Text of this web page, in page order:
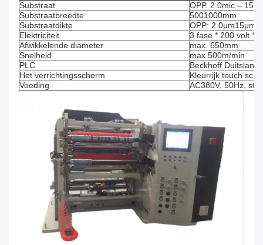
Substraat
OPP. 2.0mic –
Substraatbreedte
5001000mm
Substraatdikte
OPP: 2.0μm15μm;
Elektriciteit
3 fase * 200 volt
Afwikkelende diameter
max. 650mm
Snelheid
max.500m/min
PLC
Beckhoff Duitsland
Het verrichtingsscherm
Kleurrijk touch
Voeding
AC380V, 50Hz,